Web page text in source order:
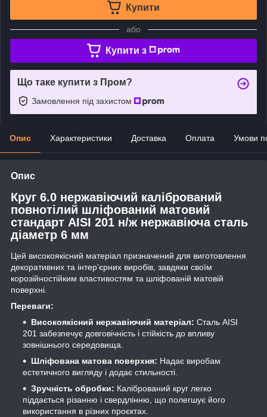
Купити
або
Купити з
Що таке купити з Пром?
Замовлення під захистом
Опис Характеристики Доставка Оплата Умови
Опис
Круг 6.0 нержавіючий калібрований
повнотілий шліфований матовий
стандарт AISI 201 н/ж нержавіюча сталь
діаметр 6 мм
Цей високоякісний матеріал призначений для виготовлення
декоративних та інтер'єрних виробів, завдяки своїм
корозійностійким властивостям та шліфованій матовій
поверхні.
Переваги:
Високоякісний нержавіючий матеріал: Сталь AISI
201 забезпечує довговічність і стійкість до впливу
зовнішнього середовища.
Шліфована матова поверхня: Надає виробам
естетичного вигляду і додає стильності.
Зручність обробки: Калібрований круг легко
піддається різанню і свердлінню, що полегшує його
використання в різних проєктах.